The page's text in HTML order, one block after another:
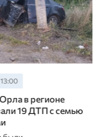
в регионе
19 ДТП с семью